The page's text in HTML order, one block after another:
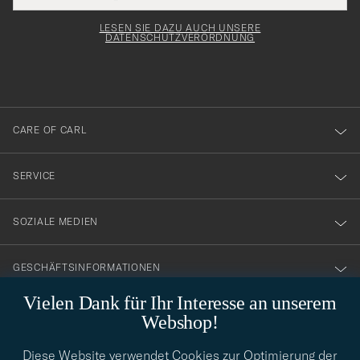
Vielen Dank für Ihr Interesse an unserem
Webshop!
Diese Website verwendet Cookies zur Optimierung der
Adresse
för
dig
till
vårt
nyhetsbrev!
LESEN SIE DAZU AUCH UNSERE
DATENSCHUTZVERORDNUNG
CARE OF CARL
SERVICE
SOZIALE MEDIEN
GESCHÄFTSINFORMATIONEN